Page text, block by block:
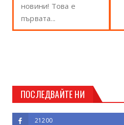
новини! Това е
първата...
ПОСЛЕДВАЙТЕ НИ
21200